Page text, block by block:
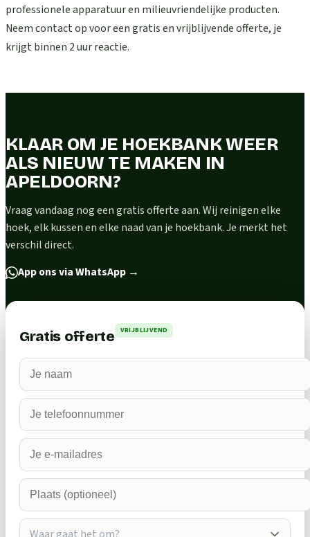
professionele apparatuur en milieuvriendelijke producten.
Neem contact op voor een gratis en vrijblijvende offerte, je
krijgt binnen 2 uur reactie.
KLAAR OM JE HOEKBANK WEER
ALS NIEUW TE MAKEN IN
APELDOORN?
Vraag vandaag nog een gratis offerte aan. Wij reinigen elke
hoek, elk kussen en elke naad van je hoekbank. Je merkt het
verschil direct.
App ons via WhatsApp →
Gratis offerte VRIJBLIJVEND